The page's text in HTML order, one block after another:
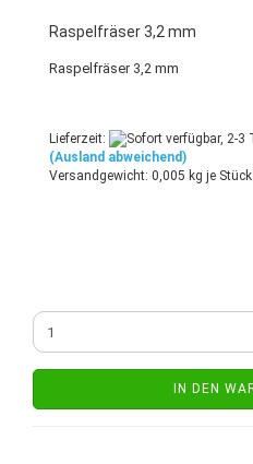
Raspelfräser 3,2 mm
Raspelfräser 3,2 mm
Lieferzeit:
(Ausland abweichend)
Versandgewicht: 0,005 kg je Stück
IN DEN